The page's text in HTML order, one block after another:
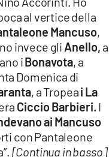
al vertice della
Mancuso,
invece gli Anello, a
iBonavota, a
Domenica di
, a Tropeai La
Ciccio Barbieri. I
ai Mancuso
con Pantaleone
[Continua in basso]